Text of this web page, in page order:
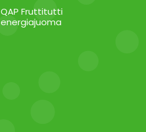
QAP Fruttitutti
energiajuoma